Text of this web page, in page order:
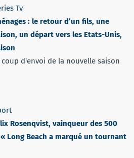
Tv
: le retour d’un fils, une
un départ vers les Etats-Unis,
d'envoi de la nouvelle saison
Rosenqvist, vainqueur des 500
Long Beach a marqué un tournant